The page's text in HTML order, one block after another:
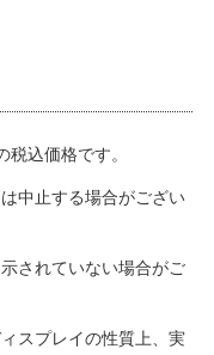
込価格です。
中止する場合がござい
されていない場合がご
スプレイの性質上、実